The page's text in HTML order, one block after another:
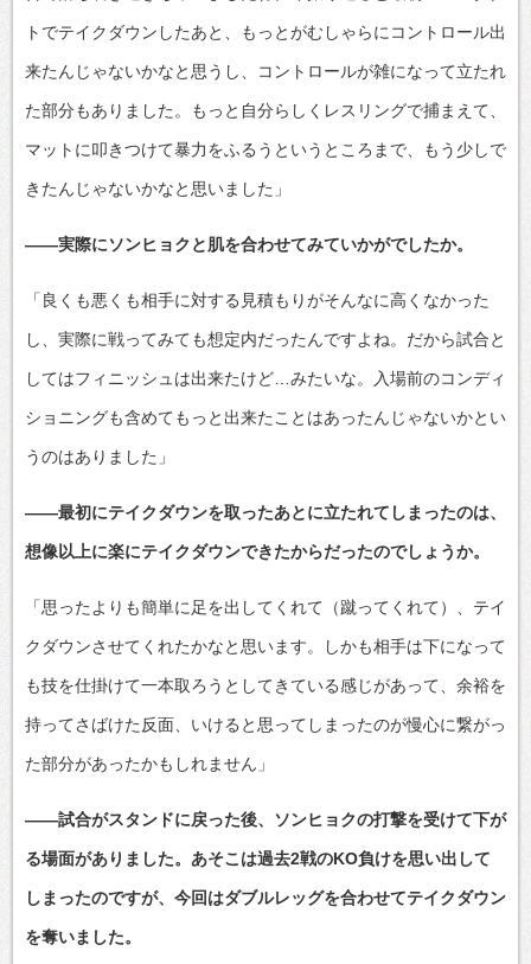
トでテイクダウンしたあと、もっとがむしゃらにコントロール出
来たんじゃないかなと思うし、コントロールが雑になって立たれ
た部分もありました。もっと自分らしくレスリングで捕まえて、
マットに叩きつけて暴力をふるうというところまで、もう少しで
きたんじゃないかなと思いました」
――実際にソンヒョクと肌を合わせてみていかがでしたか。
「良くも悪くも相手に対する見積もりがそんなに高くなかった
し、実際に戦ってみても想定内だったんですよね。だから試合と
してはフィニッシュは出来たけど…みたいな。入場前のコンディ
ショニングも含めてもっと出来たことはあったんじゃないかとい
うのはありました」
――最初にテイクダウンを取ったあとに立たれてしまったのは、
想像以上に楽にテイクダウンできたからだったのでしょうか。
「思ったよりも簡単に足を出してくれて（蹴ってくれて）、テイ
クダウンさせてくれたかなと思います。しかも相手は下になって
も技を仕掛けて一本取ろうとしてきている感じがあって、余裕を
持ってさばけた反面、いけると思ってしまったのが慢心に繋がっ
た部分があったかもしれません」
――試合がスタンドに戻った後、ソンヒョクの打撃を受けて下が
る場面がありました。あそこは過去2戦のKO負けを思い出して
しまったのですが、今回はダブルレッグを合わせてテイクダウン
を奪いました。